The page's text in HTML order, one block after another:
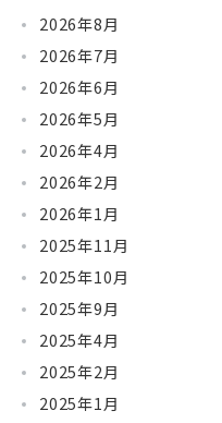
2026年8月
2026年7月
2026年6月
2026年5月
2026年4月
2026年2月
2026年1月
2025年11月
2025年10月
2025年9月
2025年4月
2025年2月
2025年1月